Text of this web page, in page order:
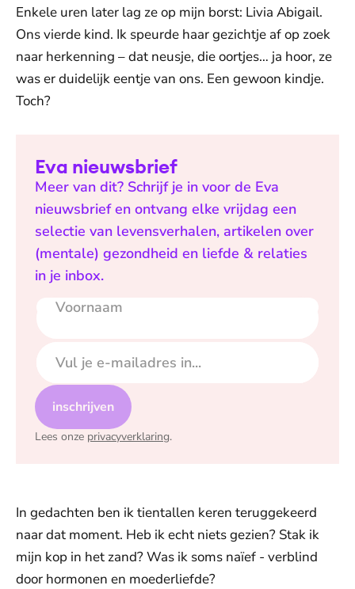
Enkele uren later lag ze op mijn borst: Livia Abigail.
Ons vierde kind. Ik speurde haar gezichtje af op zoek
naar herkenning – dat neusje, die oortjes… ja hoor, ze
was er duidelijk eentje van ons. Een gewoon kindje.
Toch?
Eva nieuwsbrief
Meer van dit? Schrijf je in voor de Eva
nieuwsbrief en ontvang elke vrijdag een
selectie van levensverhalen, artikelen over
(mentale) gezondheid en liefde & relaties
in je inbox.
Voornaam
E-mailadres
inschrijven
Lees onze privacyverklaring.
In gedachten ben ik tientallen keren teruggekeerd
naar dat moment. Heb ik echt niets gezien? Stak ik
mijn kop in het zand? Was ik soms naïef - verblind
door hormonen en moederliefde?